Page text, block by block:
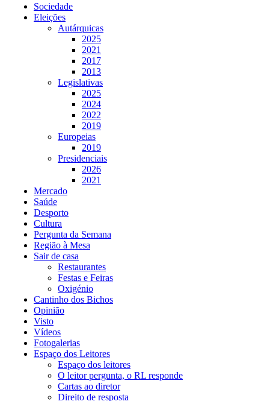
Sociedade
Eleições
Autárquicas
2025
2021
2017
2013
Legislativas
2025
2024
2022
2019
Europeias
2019
Presidenciais
2026
2021
Mercado
Saúde
Desporto
Cultura
Pergunta da Semana
Região à Mesa
Sair de casa
Restaurantes
Festas e Feiras
Oxigénio
Cantinho dos Bichos
Opinião
Visto
Vídeos
Fotogalerias
Espaço dos Leitores
Espaço dos leitores
O leitor pergunta, o RL responde
Cartas ao diretor
Direito de resposta